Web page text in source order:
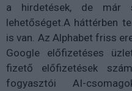
a hirdetések, de már
lehetőséget.A háttérben
is van. Az Alphabet friss
Google előfizetéses
fizető előfizetések
fogyasztói AI-